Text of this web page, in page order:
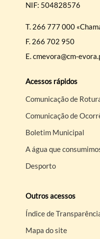
NIF: 504828576
T. 266 777 000
F. 266 702 950
E.cmevora@cm-
Acessos rápidos
Comunicação de
Comunicação de
Boletim Municipal
A água que
Desporto
Outros acessos
Índice de
Mapa do site